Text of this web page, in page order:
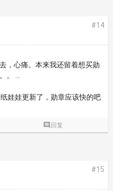
#14
，心痛。本来我还留着想买勋
。 ...
娃娃更新了，勋章应该快的吧
 回复
#15